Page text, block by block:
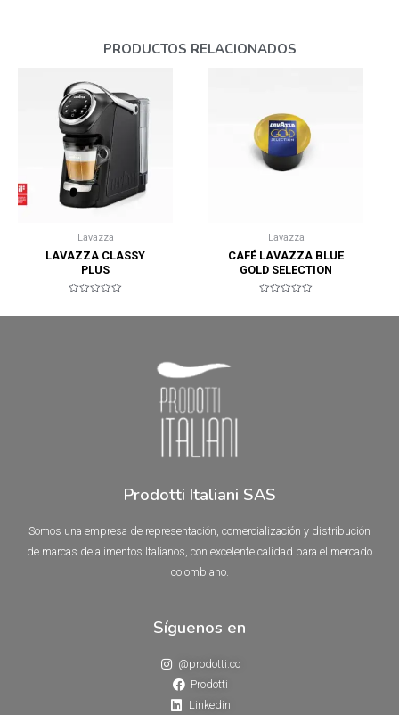
PRODUCTOS RELACIONADOS
Lavazza
LAVAZZA CLASSY
PLUS
Lavazza
CAFÉ LAVAZZA BLUE
GOLD SELECTION
Prodotti Italiani SAS
Somos una empresa de representación, comercialización y distribución
de marcas de alimentos Italianos, con excelente calidad para el mercado
colombiano.
Síguenos en
@prodotti.co
Prodotti
Linkedin